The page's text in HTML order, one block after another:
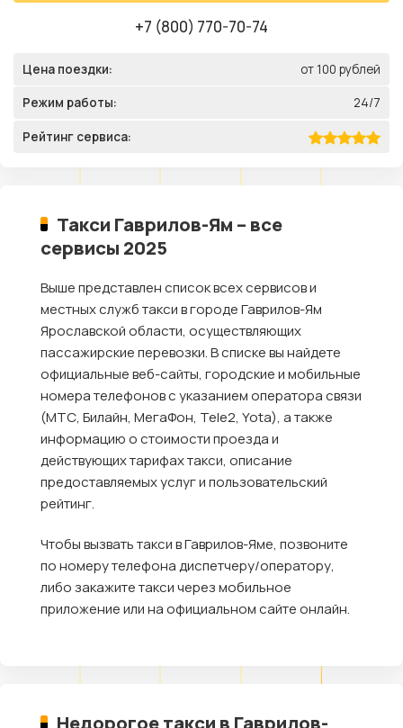
+7 (800) 770-70-74
Цена поездки: от 100 рублей
Режим работы: 24/7
Рейтинг сервиса:
Такси Гаврилов-Ям – все
сервисы 2025
Выше представлен список всех сервисов и
местных служб такси в городе Гаврилов-Ям
Ярославской области, осуществляющих
пассажирские перевозки. В списке вы найдете
официальные веб-сайты, городские и мобильные
номера телефонов с указанием оператора связи
(МТС, Билайн, МегаФон, Tele2, Yota), а также
информацию о стоимости проезда и
действующих тарифах такси, описание
предоставляемых услуг и пользовательский
рейтинг.
Чтобы вызвать такси в Гаврилов-Яме, позвоните
по номеру телефона диспетчеру/оператору,
либо закажите такси через мобильное
приложение или на официальном сайте онлайн.
Недорогое такси в Гаврилов-